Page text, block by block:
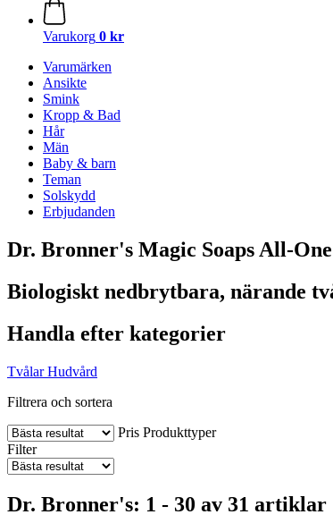
Varukorg 0 kr
Varumärken
Ansikte
Smink
Kropp & Bad
Hår
Män
Baby & barn
Teman
Solskydd
Erbjudanden
Dr. Bronner's Magic Soaps All-One
Biologiskt nedbrytbara, närande
Handla efter kategorier
Tvålar Hudvård
Filtrera och sortera
Pris Produkttyper
Filter
Dr. Bronner's: 1 - 30 av 31 artiklar